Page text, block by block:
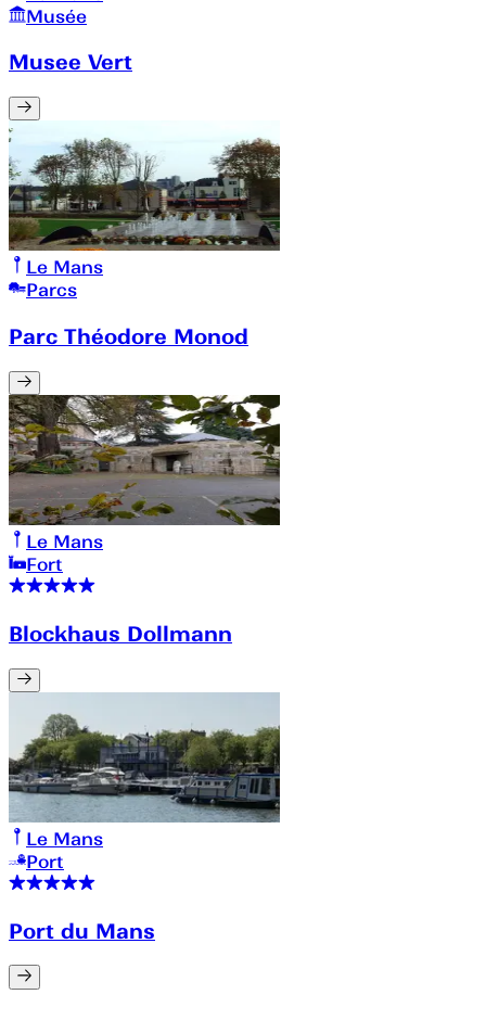
Musée
Musee Vert
Le Mans
Parcs
Parc Théodore Monod
Le Mans
Fort
Blockhaus Dollmann
Le Mans
Port
Port du Mans